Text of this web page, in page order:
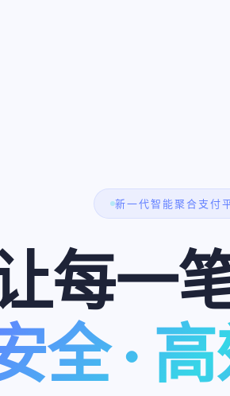
新一代智能聚合支付
每一
全 ·